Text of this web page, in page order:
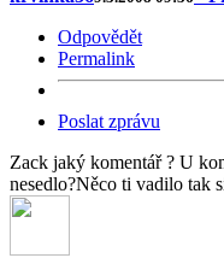
Odpovědět
Permalink
Poslat zprávu
Zack jaký komentář ? U
nesedlo?Něco ti vadilo tak